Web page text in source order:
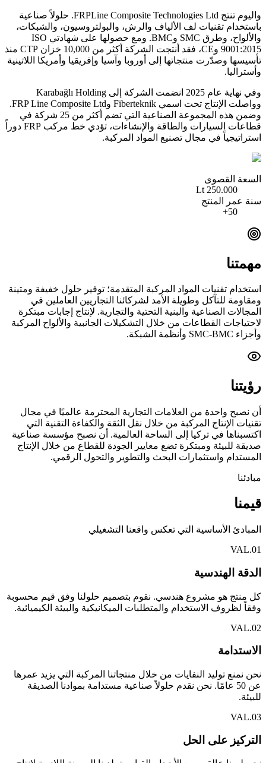
واليوم تنتج FRPLine Composite Technologies Ltd. حلولاً صناعية
باستخدام تقنيات لف الألياف والرش، والبولتروسيون، والشبكات،
والألواح، وطرق SMC وBMC. ومع حصولها على شهادتي ISO
9001:2015 وCE، فقد أنتجت الشركة أكثر من 10,000 خزان CTP منذ
تأسيسها وصدّرت منتجاتها إلى أوروبا وآسيا وإفريقيا وأمريكا اللاتينية
وأستراليا.
وفي نهاية عام 2025 انضمت الشركة إلى Karabağlı Holding
وواصلت الإنتاج تحت اسمي Fiberteknik وFRP Line Composite Ltd.
وضمن هذه المجموعة الصناعية التي تضم أكثر من 25 شركة في
قطاعات السيارات والطاقة والإنشاءات، تؤدي خط مركب FRP دوراً
استراتيجياً في مجال تصنيع المواد المركبة.
السعة القصوى
250.000 Lt
سنة عمر المنتج
50+
مهمتنا
استخدام تقنيات المواد المركبة المتقدمة؛ توفير حلول خفيفة ومتينة
ومقاومة للتآكل وطويلة الأمد لشركائنا التجاريين العاملين في
المجالات الصناعية والبنية التحتية والتجارية. لإنتاج إجابات مبتكرة
لاحتياجات القطاعات من خلال التشكيلات الجانبية والألواح المركبة
وأجزاء SMC-BMC وأنظمة الشبكة.
رؤيتنا
أن نصبح واحدة من العلامات التجارية المحترمة عالميًا في مجال
تقنيات الإنتاج المركبة من خلال نقل الثقة والكفاءة التقنية التي
اكتسبناها في تركيا إلى الساحة العالمية. أن نصبح مؤسسة صناعية
صديقة للبيئة ومبتكرة تضع معايير الجودة للقطاع من خلال الإنتاج
المستدام واستثمارات البحث والتطوير والتحول الرقمي.
مبادئنا
قيمنا
المبادئ الأساسية التي تعكس واقعنا التشغيلي
VAL.01
الدقة الهندسية
كل منتج هو مشروع هندسي. نقوم بتصميم حلولنا وفق قيم محسوبة
وفقاً لظروف الاستخدام والمتطلبات الميكانيكية والبيئة الكيميائية.
VAL.02
الاستدامة
نحن نمنع توليد النفايات من خلال منتجاتنا المركبة التي يزيد عمرها
عن 50 عامًا. نحن نقدم حلولاً صناعية مستدامة بموادنا الصديقة
للبيئة.
VAL.03
التركيز على الحل